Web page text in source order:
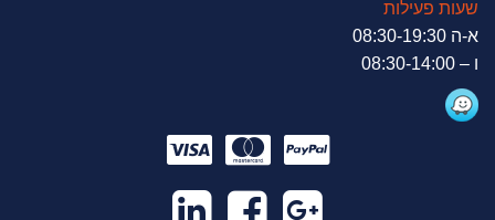
שעות פעילות
א-ה 08:30-19:30
ו – 08:30-14:00